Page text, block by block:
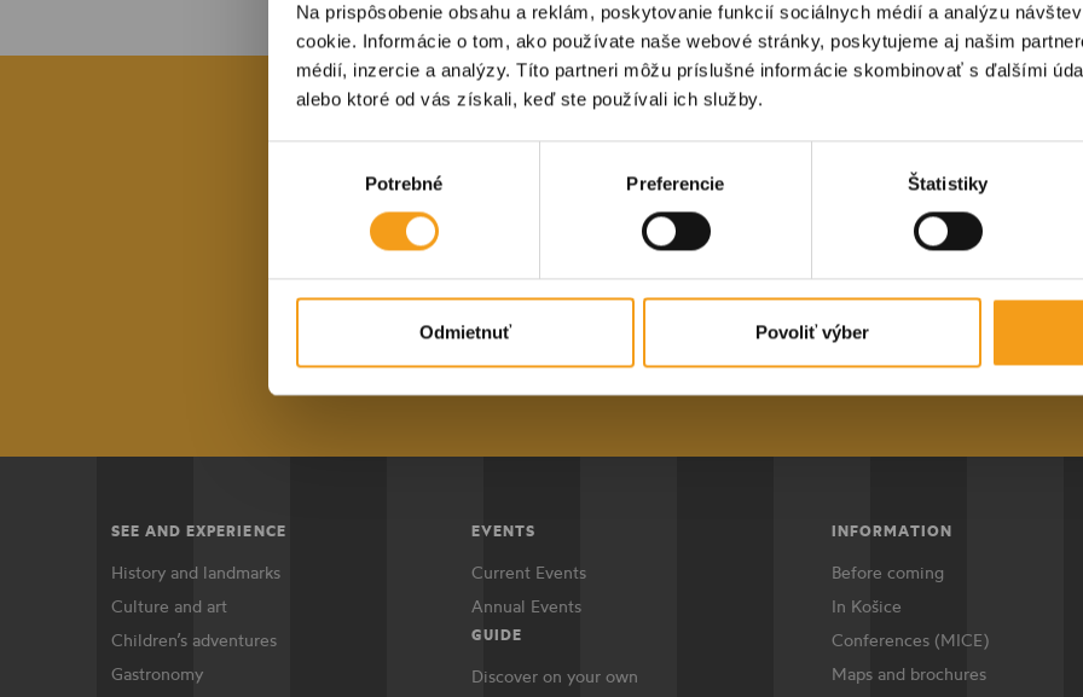
Na prispôsobenie obsahu a reklám, poskytovanie funkcií sociálnych médií a analýzu
cookie. Informácie o tom, ako používate naše webové stránky, poskytujeme aj našim
médií, inzercie a analýzy. Títo partneri môžu príslušné informácie skombinovať s ďalšími
alebo ktoré od vás získali, keď ste používali ich služby.
Potrebné Preferencie Štatistiky
Odmietnuť Povoliť výber
STAY IN TOUCH
With our regular newsletter, you will always be
the latest events in Košice and the
SEE AND EXPERIENCE
History and landmarks
Culture and art
Children’s adventures
Gastronomy
EVENTS
Current Events
Annual Events
GUIDE
Discover on your own
INFORMATION
Before coming
In Košice
Conferences (MICE)
Maps and brochures
themost important updates on events and happenings in
Košicedelivered straight to your inbox!
By clicking the button below, you agree to the
E-mail address